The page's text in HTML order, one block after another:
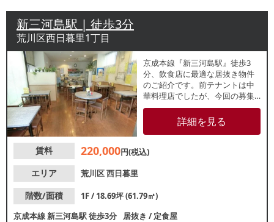
新三河島駅 | 徒歩3分
荒川区西日暮里1丁目
京成本線『新三河島駅』徒歩3
分、飲食店に最適な居抜き物件
のご紹介です。前テナントは中
華料理店でしたが、今回の募集
から重飲食は不可になりまし
た。業態につきましては一度ご
相談ください。道灌山通り沿い
多種多様な国籍の方が多く住ん
詳細を見る
賃料 220,000円(税込)
エリア
荒川区西日暮里
階数/面積
1F / 18.69坪 (61.79㎡)
京成本線新三河島駅徒歩3分 居抜き /定食屋